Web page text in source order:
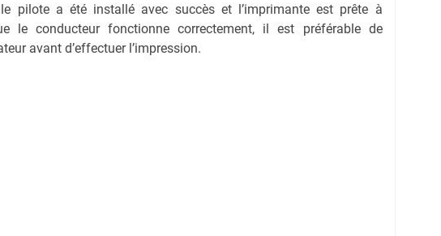
le pilote a été installé avec succès et l’imprimante est prête à
le conducteur fonctionne correctement, il est préférable de
avant d’effectuer l’impression.